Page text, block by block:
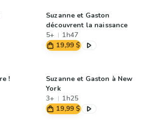
Suzanne et Gaston
découvrent la naissance
5+
1h47
19,99 $
!
Suzanne et Gaston à New
York
3+
1h25
19,99 $